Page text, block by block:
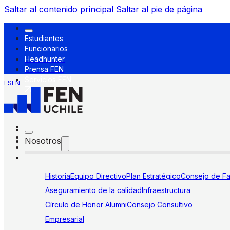
Saltar al contenido principal Saltar al pie de página
Estudiantes
Funcionarios
Headhunter
Prensa FEN
ESEN
Nosotros
HistoriaEquipo DirectivoPlan EstratégicoConsejo de
Aseguramiento de la calidadInfraestructura
Círculo de Honor AlumniConsejo Consultivo
Empresarial